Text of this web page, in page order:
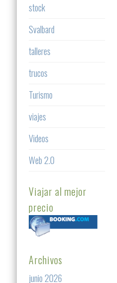
stock
Svalbard
talleres
trucos
Turismo
viajes
Videos
Web 2.0
Viajar al mejor
precio
Archivos
junio 2026